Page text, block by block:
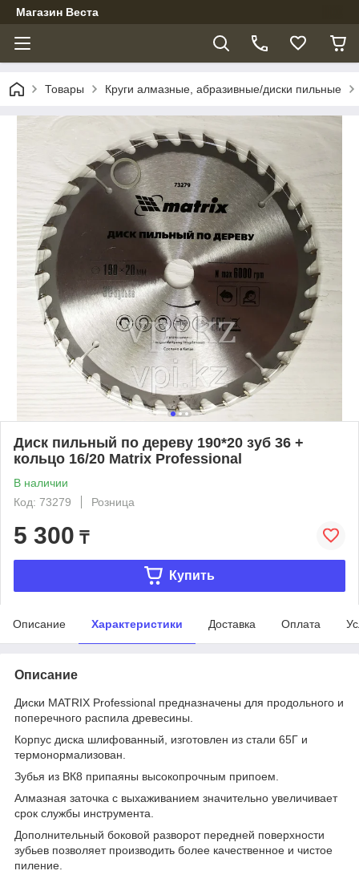
Магазин Веста
Товары Круги алмазные, абразивные/диски пильные
Диск пильный по дереву 190*20 зуб 36 +
кольцо 16/20 Matrix Professional
В наличии
Код: 73279
Розница
5 300 ₸
Купить
Описание Характеристики Доставка Оплата
Описание
Диски MATRIX Professional предназначены для продольного и
поперечного распила древесины.
Корпус диска шлифованный, изготовлен из стали 65Г и
термонормализован.
Зубья из ВК8 припаяны высокопрочным припоем.
Алмазная заточка с выхаживанием значительно увеличивает
срок службы инструмента.
Дополнительный боковой разворот передней поверхности
зубьев позволяет производить более качественное и чистое
пиление.